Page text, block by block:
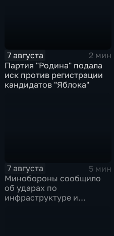
7 августа
2 мин
Партия "Родина" подала
иск против регистрации
кандидатов "Яблока"
7 августа
5 мин
Минобороны сообщило
об ударах по
инфраструктуре и